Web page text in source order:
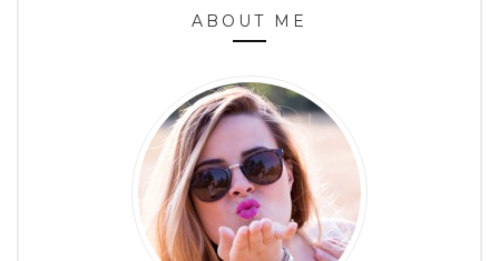
ABOUT ME